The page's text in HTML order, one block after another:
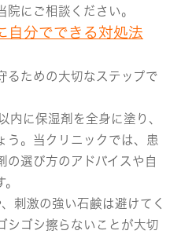
にご相談ください。
自分でできる対処法
るための大切なステップで
内に保湿剤を全身に塗り、
う。当クリニックでは、患
の選び方のアドバイスや自
刺激の強い石鹸は避けてく
シゴシ擦らないことが大切